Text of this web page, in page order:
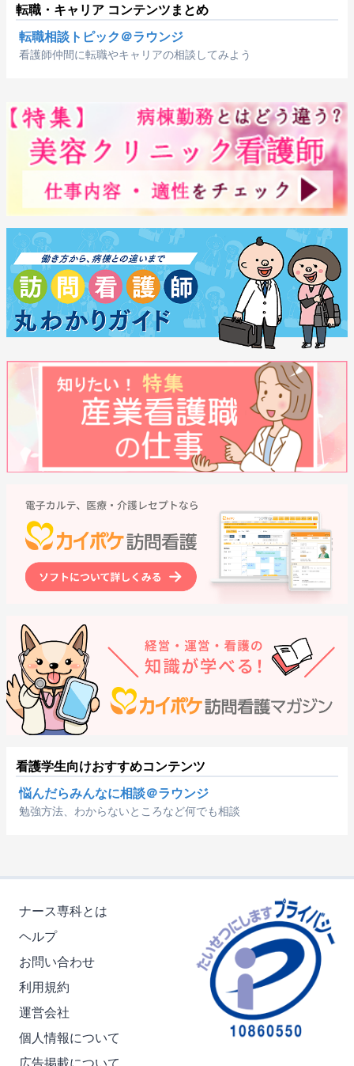
転職・キャリア コンテンツまとめ
転職相談トピック＠ラウンジ
看護師仲間に転職やキャリアの相談してみよう
看護学生向けおすすめコンテンツ
悩んだらみんなに相談＠ラウンジ
勉強方法、わからないところなど何でも相談
ナース専科とは
ヘルプ
お問い合わせ
利用規約
運営会社
個人情報について